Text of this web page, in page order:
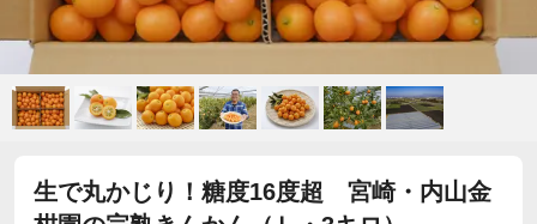
生で丸かじり！糖度16度超 宮崎・内山金